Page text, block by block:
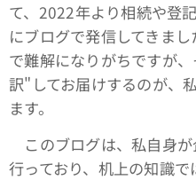
て、2022年より相続や登
にブログで発信してきま
で難解になりがちですが
訳"してお届けするのが、
ます。
このブログは、私自身
行っており、机上の知識